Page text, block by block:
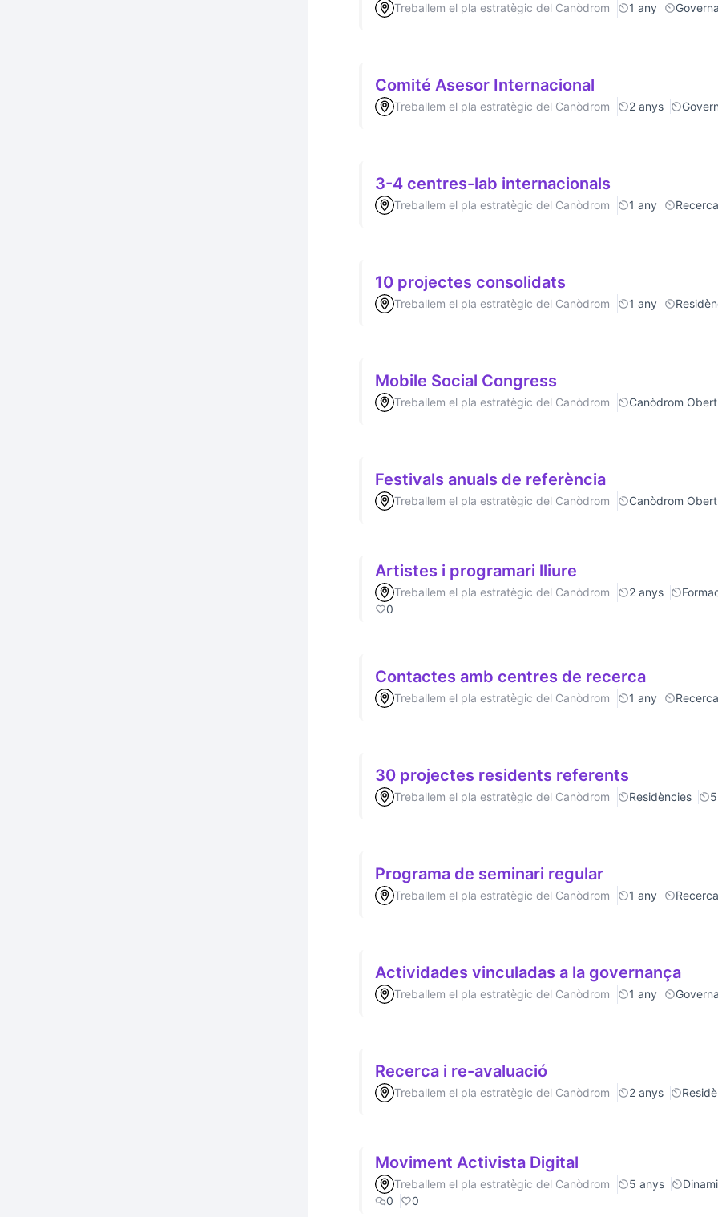
Treballem el pla estratègic del Canòdrom 1 any
Comité Asesor Internacional
Treballem el pla estratègic del Canòdrom 2 anys
3-4 centres-lab internacionals
Treballem el pla estratègic del Canòdrom 1 any Recerca
10 projectes consolidats
Treballem el pla estratègic del Canòdrom 1 any
Mobile Social Congress
Treballem el pla estratègic del Canòdrom Canòdrom Obert
Festivals anuals de referència
Treballem el pla estratègic del Canòdrom Canòdrom Obert
Artistes i programari lliure
Treballem el pla estratègic del Canòdrom 2 anys
0
Contactes amb centres de recerca
Treballem el pla estratègic del Canòdrom 1 any Recerca
30 projectes residents referents
Treballem el pla estratègic del Canòdrom Residències
Programa de seminari regular
Treballem el pla estratègic del Canòdrom 1 any Recerca
Actividades vinculadas a la governança
Treballem el pla estratègic del Canòdrom 1 any
Recerca i re-avaluació
Treballem el pla estratègic del Canòdrom 2 anys
Moviment Activista Digital
Treballem el pla estratègic del Canòdrom 5 anys
0
0